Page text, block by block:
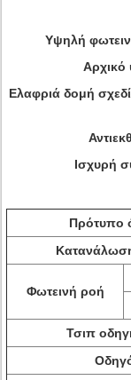
Υψηλή
Αρχικό
Ελαφριά δομή
Ισχυρή
Πρότυπο
Φωτεινή ροή
Τσιπ